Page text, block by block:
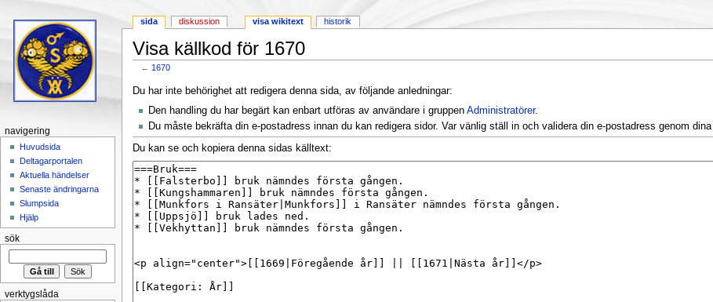
Visa källkod för 1670
← 1670
Du har inte behörighet att redigera denna sida, av följande anledningar:
Den handling du har begärt kan enbart utföras av användare i gruppen Administratörer.
Du måste bekräfta din e-postadress innan du kan redigera sidor. Var vänlig ställ in och validera din e-postadress genom dina
Du kan se och kopiera denna sidas källtext:
sida diskussion visa wikitext historik
navigering
Huvudsida
Deltagarportalen
Aktuella händelser
Senaste ändringarna
Slumpsida
Hjälp
sök
verktygslåda